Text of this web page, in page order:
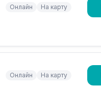
Онлайн На карту
Онлайн На карту